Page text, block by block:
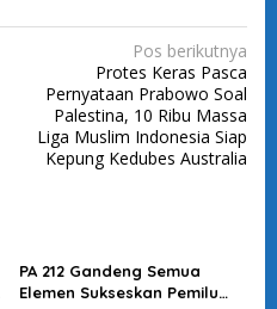
Pos berikutnya
Protes Keras Pasca
Pernyataan Prabowo Soal
Palestina, 10 Ribu Massa
Liga Muslim Indonesia Siap
Kepung Kedubes Australia
PA 212 Gandeng Semua
Elemen Sukseskan Pemilu